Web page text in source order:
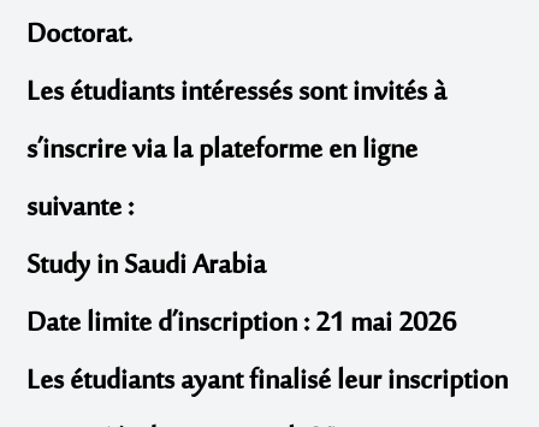
Doctorat.
Les étudiants intéressés sont invités à
s’inscrire via la plateforme en ligne
suivante :
Study in Saudi Arabia
Date limite d’inscription : 21 mai 2026
Les étudiants ayant finalisé leur inscription